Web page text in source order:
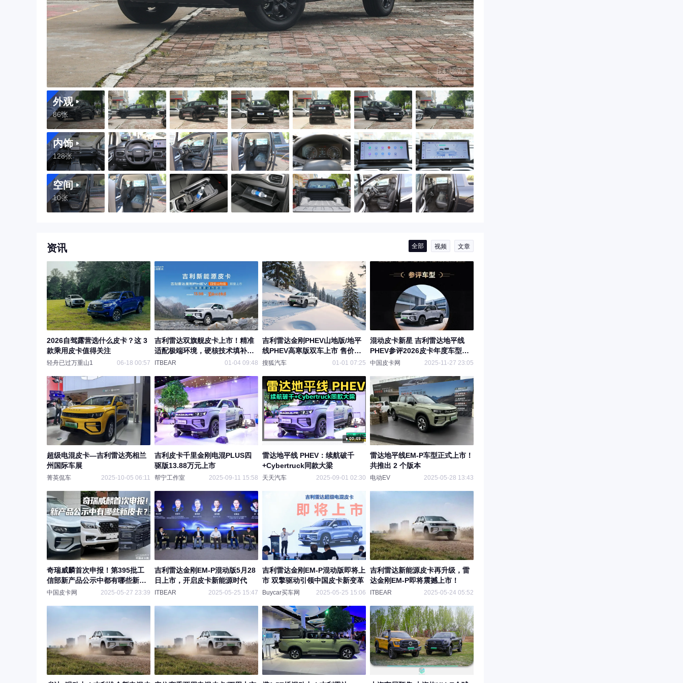
外观
86张
内饰
128张
空间
10张
资讯 全部 视频 文章
2026自驾露营选什么皮卡？这 3
款乘用皮卡值得关注
轻舟已过万重山1 06-18 00:57
吉利雷达双旗舰皮卡上市！精准
适配极端环境，硬核技术填补市
场空白
ITBEAR 01-04 09:48
吉利雷达金刚PHEV山地版/地平
线PHEV高寒版双车上市 售价分
别为13.98万元和15.18万元
搜狐汽车 01-01 07:25
混动皮卡新星 吉利雷达地平线
PHEV参评2026皮卡年度车型评
测
中国皮卡网 2025-11-27 23:05
超级电混皮卡—吉利雷达亮相兰
州国际车展
菁英侃车 2025-10-05 06:11
吉利皮卡千里金刚电混PLUS四
驱版13.88万元上市
帮宁工作室 2025-09-11 15:58
00:49
雷达地平线 PHEV：续航破千
+Cybertruck同款大梁
天天汽车 2025-09-01 02:30
雷达地平线EM-P车型正式上市！
共推出 2 个版本
电动EV 2025-05-28 13:43
奇瑞威麟首次申报！第395批工
信部新产品公示中都有哪些新皮
卡？
中国皮卡网 2025-05-27 23:39
吉利雷达金刚EM-P混动版5月28
日上市，开启皮卡新能源时代
ITBEAR 2025-05-25 15:47
吉利雷达金刚EM-P混动版即将上
市 双擎驱动引领中国皮卡新变革
Buycar买车网 2025-05-25 15:06
吉利雷达新能源皮卡再升级，雷
达金刚EM-P即将震撼上市！
ITBEAR 2025-05-24 05:52